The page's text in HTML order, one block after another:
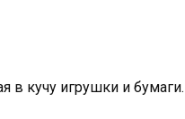
кучу игрушки и